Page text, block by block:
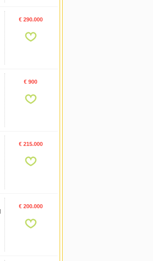
€ 290.000
€ 900
€ 215.000
€ 200.000